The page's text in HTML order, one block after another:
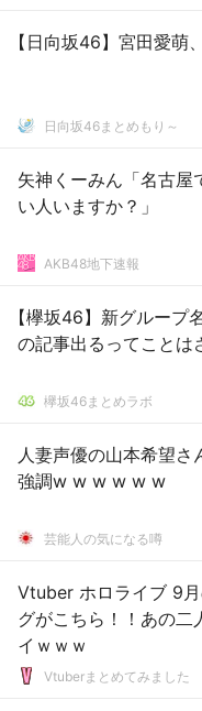
【日向坂46】宮田愛萌
日向坂46まとめもり～
矢神くーみん「名古屋
い人いますか？」
AKB48地下速報
【欅坂46】新グループ
の記事出るってことは
欅坂46まとめラボ
人妻声優の山本希望さ
強調w w w w w w
芸能人の気になる噂
Vtuber ホロライブ 9
グがこちら！！あの二
イｗｗｗ
Vtuberまとめてみました